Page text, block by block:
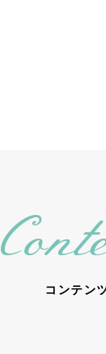
コンテン